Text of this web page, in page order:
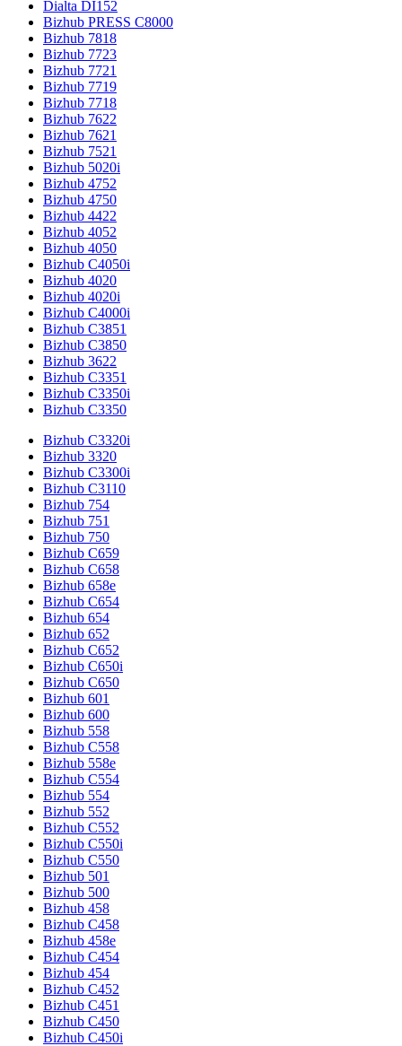
Dialta DI152
Bizhub PRESS C8000
Bizhub 7818
Bizhub 7723
Bizhub 7721
Bizhub 7719
Bizhub 7718
Bizhub 7622
Bizhub 7621
Bizhub 7521
Bizhub 5020i
Bizhub 4752
Bizhub 4750
Bizhub 4422
Bizhub 4052
Bizhub 4050
Bizhub C4050i
Bizhub 4020
Bizhub 4020i
Bizhub C4000i
Bizhub C3851
Bizhub C3850
Bizhub 3622
Bizhub C3351
Bizhub C3350i
Bizhub C3350
Bizhub C3320i
Bizhub 3320
Bizhub C3300i
Bizhub C3110
Bizhub 754
Bizhub 751
Bizhub 750
Bizhub C659
Bizhub C658
Bizhub 658e
Bizhub C654
Bizhub 654
Bizhub 652
Bizhub C652
Bizhub C650i
Bizhub C650
Bizhub 601
Bizhub 600
Bizhub 558
Bizhub C558
Bizhub 558e
Bizhub C554
Bizhub 554
Bizhub 552
Bizhub C552
Bizhub C550i
Bizhub C550
Bizhub 501
Bizhub 500
Bizhub 458
Bizhub C458
Bizhub 458e
Bizhub C454
Bizhub 454
Bizhub C452
Bizhub C451
Bizhub C450
Bizhub C450i